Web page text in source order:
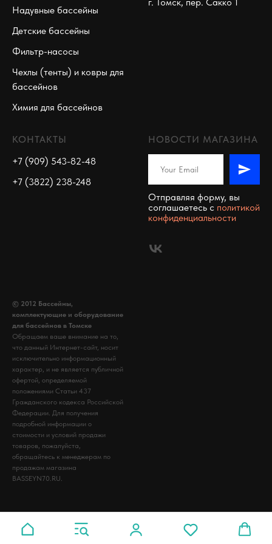
Надувные бассейны
Детские бассейны
Фильтр-насосы
Чехлы (тенты) и ковры для
бассейнов
Химия для бассейнов
КОНТАКТЫ
+7 (909) 543-82-48
+7 (3822) 238-248
НОВОСТИ МАГАЗИНА
Отправляя форму, вы
соглашаетесь c политикой
конфиденциальности
© 2012 Бассейны,
комплектующие и оборудование
для бассейнов в Томске
Обращаем ваше внимание на то,
что данный Интернет-сайт, носит
исключительно информационный
характер, и не является публичной
офертой, определяемой
положениями Статьи 437
Гражданского кодекса Российской
Федерации. Для получения
подробной информации о
стоимости и условий продажи
товаров, пожалуйста,
обращайтесь к менеджерам по
продажам магазина
BASSEYN70.RU.